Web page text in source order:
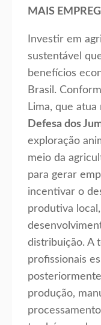
MAIS
Investir em
sustentável
benefícios
Brasil.
Lima, que atua
Defesa dos
exploração
meio da
para gerar
incentivar o
produtiva
distribuição. A
profissionais
produção,